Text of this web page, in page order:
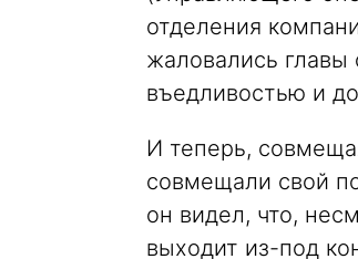
отделения
жаловались главы
въедливостью и
И теперь,
совмещали свой
он видел, что,
выходит из-под